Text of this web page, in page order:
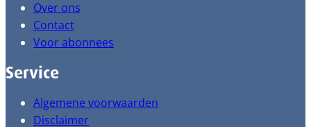
Over ons
Contact
Voor abonnees
Service
Algemene voorwaarden
Disclaimer